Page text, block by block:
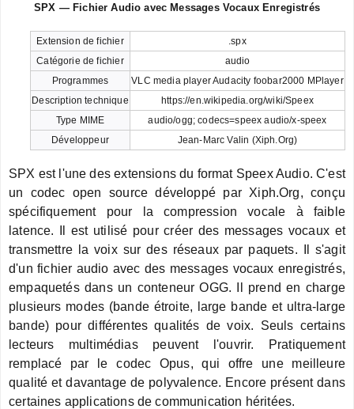
SPX — Fichier Audio avec Messages Vocaux Enregistrés
Extension de fichier
.spx
Catégorie de fichier
audio
Programmes
VLC media player Audacity foobar2000 MPlayer
Description technique
https://en.wikipedia.org/wiki/Speex
Type MIME
audio/ogg; codecs=speex audio/x-speex
Développeur
Jean-Marc Valin (Xiph.Org)
SPX est l'une des extensions du format Speex Audio. C'est
un codec open source développé par Xiph.Org, conçu
spécifiquement pour la compression vocale à faible
latence. Il est utilisé pour créer des messages vocaux et
transmettre la voix sur des réseaux par paquets. Il s'agit
d'un fichier audio avec des messages vocaux enregistrés,
empaquetés dans un conteneur OGG. Il prend en charge
plusieurs modes (bande étroite, large bande et ultra-large
bande) pour différentes qualités de voix. Seuls certains
lecteurs multimédias peuvent l'ouvrir. Pratiquement
remplacé par le codec Opus, qui offre une meilleure
qualité et davantage de polyvalence. Encore présent dans
certaines applications de communication héritées.